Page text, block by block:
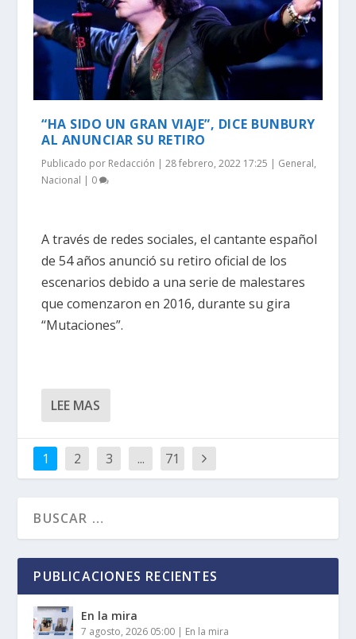
“HA SIDO UN GRAN VIAJE”, DICE BUNBURY
AL ANUNCIAR SU RETIRO
Publicado por Redacción |28 febrero, 2022 17:25 General,
Nacional
0
A través de redes sociales, el cantante español
de 54 años anunció su retiro oficial de los
escenarios debido a una serie de malestares
que comenzaron en 2016, durante su gira
“Mutaciones”.
LEE MAS
1 2 3 ... 71
PUBLICACIONES RECIENTES
En la mira
7 agosto, 2026 05:00 | En la mira